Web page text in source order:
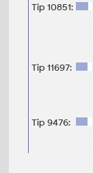
Tip 10851:
Tip 11697:
Tip 9476: